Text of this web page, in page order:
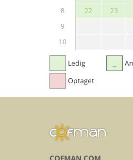
8 22 23
9
10
Ledig
Optaget
COFMAN.COM